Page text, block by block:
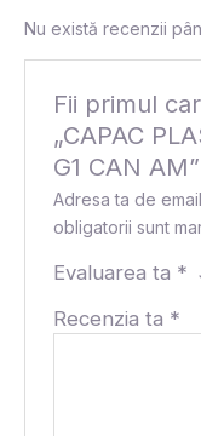
Nu există recenzii
Fii primul
„CAPAC
G1 CAN AM”
Adresa ta de
obligatorii sunt
Evaluarea ta *
Recenzia ta *